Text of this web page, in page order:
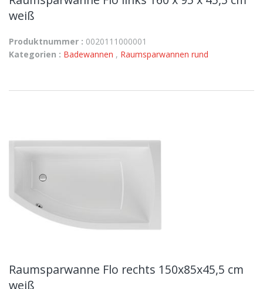
weiß
Produktnummer : 0020111000001
Kategorien : Badewannen , Raumsparwannen rund
Raumsparwanne Flo rechts 150x85x45,5 cm
weiß